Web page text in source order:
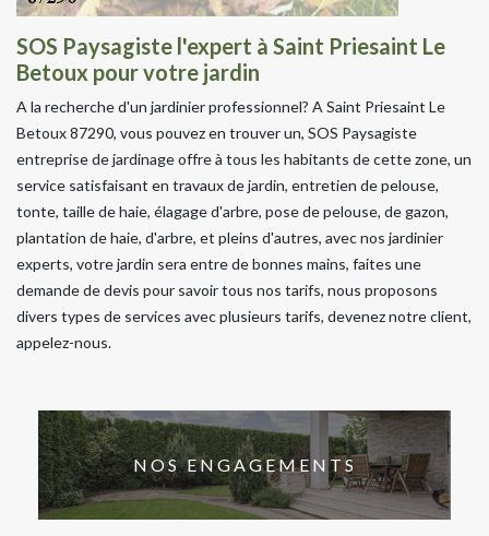
SOS Paysagiste l'expert à Saint Priesaint Le
Betoux pour votre jardin
A la recherche d'un jardinier professionnel? A Saint Priesaint Le
Betoux 87290, vous pouvez en trouver un, SOS Paysagiste
entreprise de jardinage offre à tous les habitants de cette zone, un
service satisfaisant en travaux de jardin, entretien de pelouse,
tonte, taille de haie, élagage d'arbre, pose de pelouse, de gazon,
plantation de haie, d'arbre, et pleins d'autres, avec nos jardinier
experts, votre jardin sera entre de bonnes mains, faites une
demande de devis pour savoir tous nos tarifs, nous proposons
divers types de services avec plusieurs tarifs, devenez notre client,
appelez-nous.
NOS ENGAGEMENTS